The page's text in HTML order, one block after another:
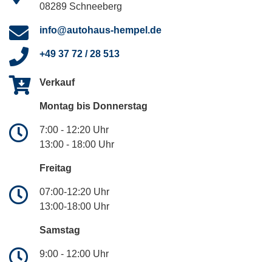
08289 Schneeberg
info@autohaus-hempel.de
+49 37 72 / 28 513
Verkauf
Montag bis Donnerstag
7:00 - 12:20 Uhr
13:00 - 18:00 Uhr
Freitag
07:00-12:20 Uhr
13:00-18:00 Uhr
Samstag
9:00 - 12:00 Uhr